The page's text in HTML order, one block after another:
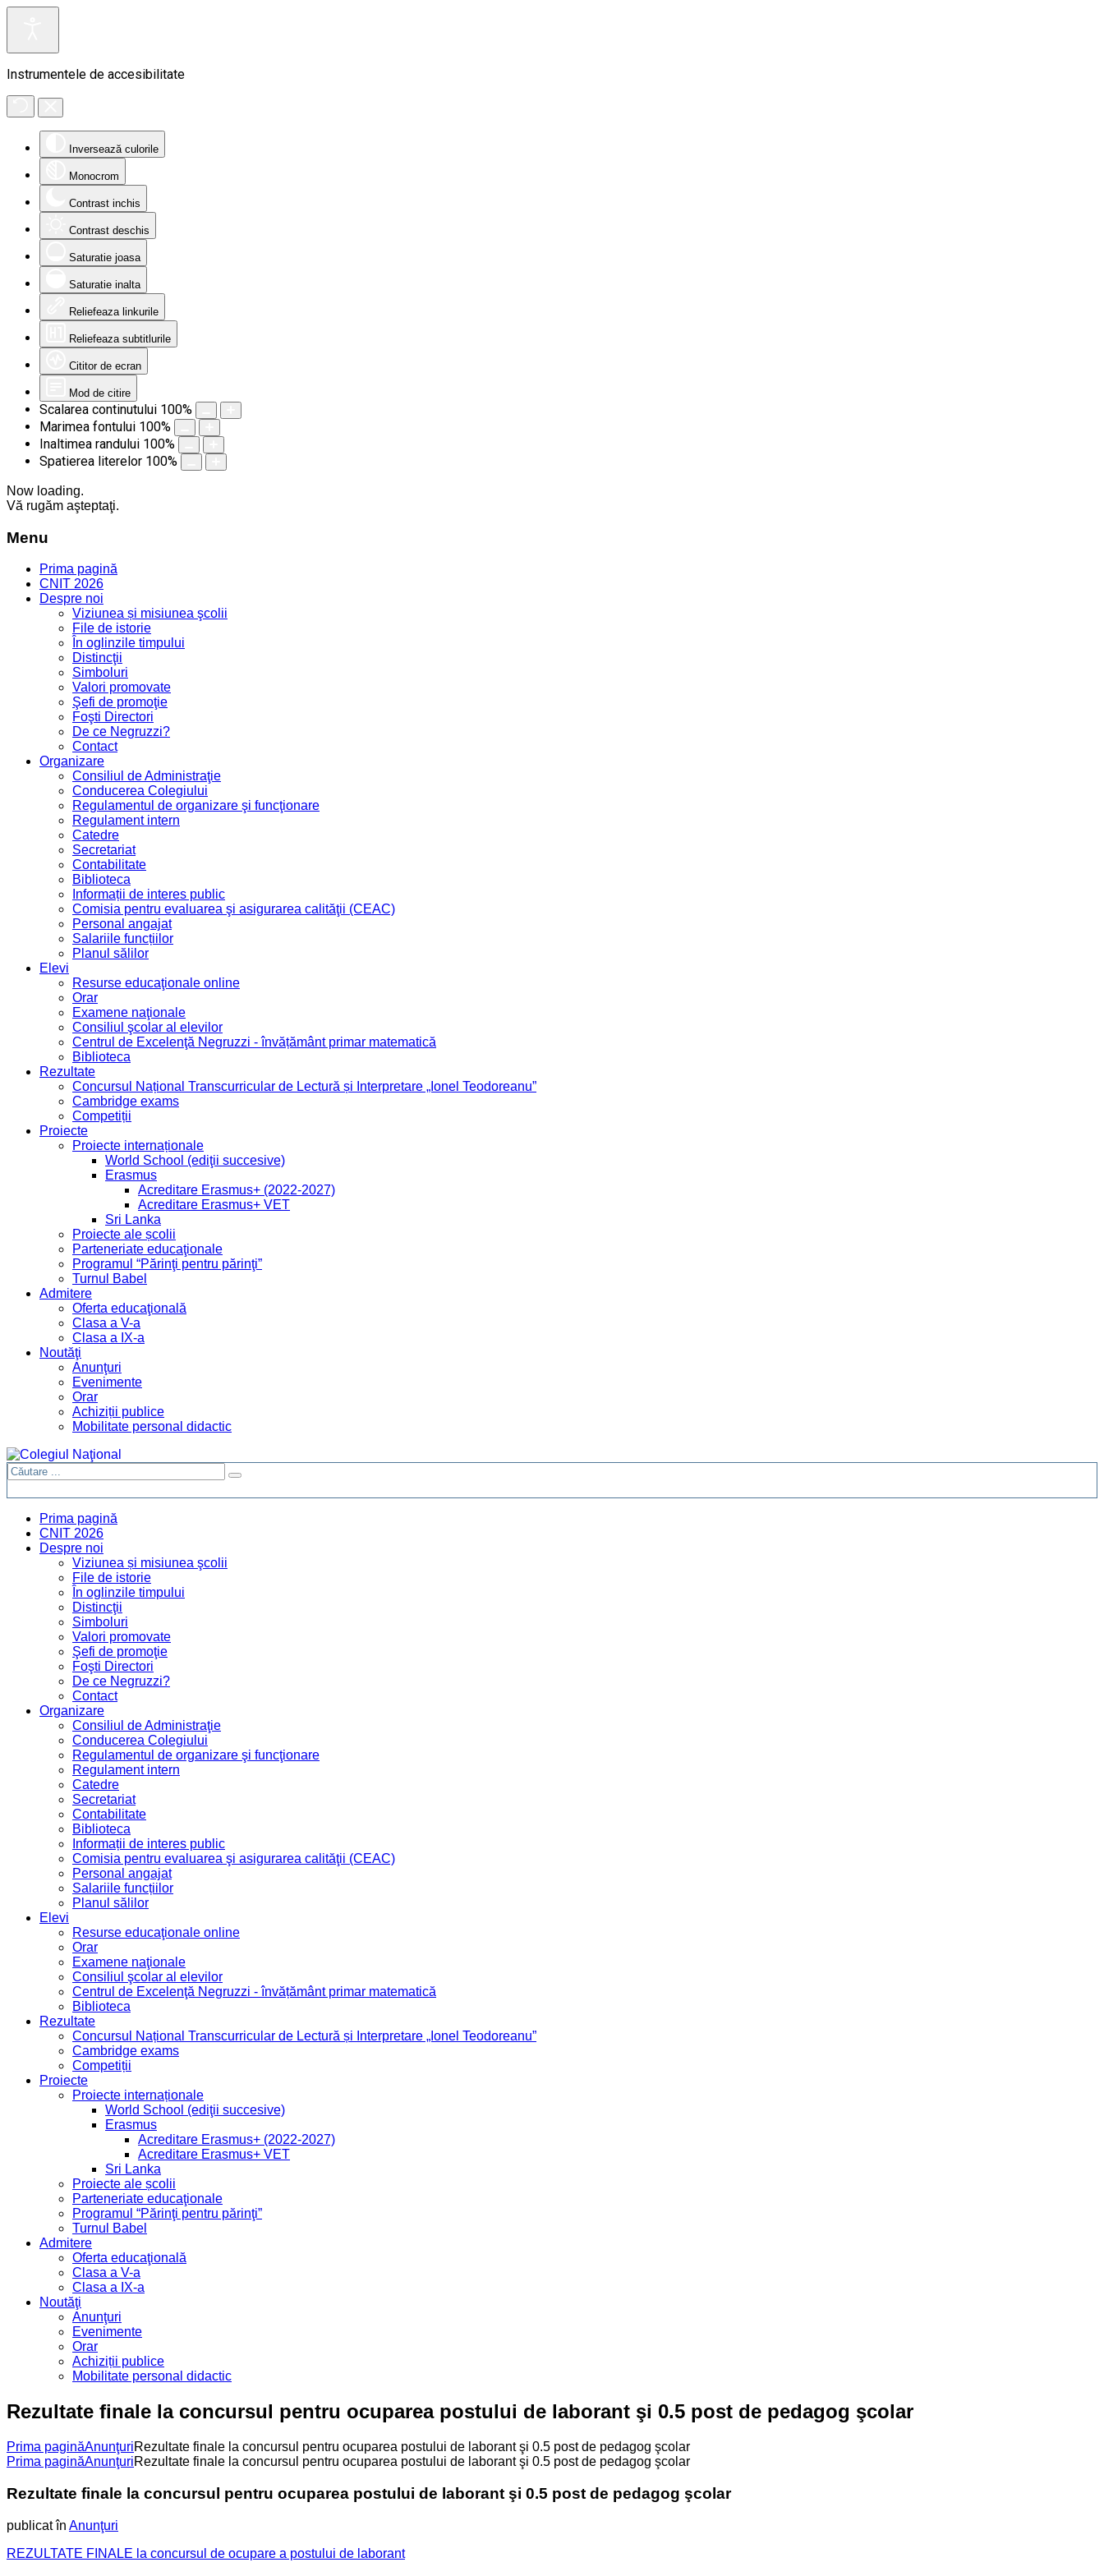
Instrumentele de accesibilitate
Inversează culorile
Monocrom
Contrast inchis
Contrast deschis
Saturatie joasa
Saturatie inalta
Reliefeaza linkurile
Reliefeaza subtitlurile
Cititor de ecran
Mod de citire
Scalarea continutului 100%
Marimea fontului 100%
Inaltimea randului 100%
Spatierea literelor 100%
Now loading.
Vă rugăm aşteptaţi.
Menu
Prima pagină
CNIT 2026
Despre noi
Viziunea și misiunea şcolii
File de istorie
În oglinzile timpului
Distincţii
Simboluri
Valori promovate
Şefi de promoţie
Foşti Directori
De ce Negruzzi?
Contact
Organizare
Consiliul de Administraţie
Conducerea Colegiului
Regulamentul de organizare şi funcţionare
Regulament intern
Catedre
Secretariat
Contabilitate
Biblioteca
Informații de interes public
Comisia pentru evaluarea şi asigurarea calităţii (CEAC)
Personal angajat
Salariile funcțiilor
Planul sălilor
Elevi
Resurse educaţionale online
Orar
Examene naţionale
Consiliul şcolar al elevilor
Centrul de Excelenţă Negruzzi - învățământ primar matematică
Biblioteca
Rezultate
Concursul Național Transcurricular de Lectură și Interpretare „Ionel Teodoreanu”
Cambridge exams
Competiții
Proiecte
Proiecte internaționale
World School (ediţii succesive)
Erasmus
Acreditare Erasmus+ (2022-2027)
Acreditare Erasmus+ VET
Sri Lanka
Proiecte ale școlii
Parteneriate educaţionale
Programul “Părinţi pentru părinţi”
Turnul Babel
Admitere
Oferta educaţională
Clasa a V-a
Clasa a IX-a
Noutăţi
Anunţuri
Evenimente
Orar
Achiziții publice
Mobilitate personal didactic
Prima pagină
CNIT 2026
Despre noi
Viziunea și misiunea şcolii
File de istorie
În oglinzile timpului
Distincţii
Simboluri
Valori promovate
Şefi de promoţie
Foşti Directori
De ce Negruzzi?
Contact
Organizare
Consiliul de Administraţie
Conducerea Colegiului
Regulamentul de organizare şi funcţionare
Regulament intern
Catedre
Secretariat
Contabilitate
Biblioteca
Informații de interes public
Comisia pentru evaluarea şi asigurarea calităţii (CEAC)
Personal angajat
Salariile funcțiilor
Planul sălilor
Elevi
Resurse educaţionale online
Orar
Examene naţionale
Consiliul şcolar al elevilor
Centrul de Excelenţă Negruzzi - învățământ primar matematică
Biblioteca
Rezultate
Concursul Național Transcurricular de Lectură și Interpretare „Ionel Teodoreanu”
Cambridge exams
Competiții
Proiecte
Proiecte internaționale
World School (ediţii succesive)
Erasmus
Acreditare Erasmus+ (2022-2027)
Acreditare Erasmus+ VET
Sri Lanka
Proiecte ale școlii
Parteneriate educaţionale
Programul “Părinţi pentru părinţi”
Turnul Babel
Admitere
Oferta educaţională
Clasa a V-a
Clasa a IX-a
Noutăţi
Anunţuri
Evenimente
Orar
Achiziții publice
Mobilitate personal didactic
Rezultate finale la concursul pentru ocuparea postului de laborant şi 0.5 post de pedagog şcolar
Prima paginăAnunţuriRezultate finale la concursul pentru ocuparea postului de laborant şi 0.5 post de pedagog şcolar
Prima paginăAnunţuriRezultate finale la concursul pentru ocuparea postului de laborant şi 0.5 post de pedagog şcolar
Rezultate finale la concursul pentru ocuparea postului de laborant şi 0.5 post de pedagog şcolar
publicat în Anunţuri
REZULTATE FINALE la concursul de ocupare a postului de laborant